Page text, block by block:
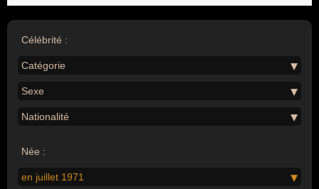
Célébrité :
Catégorie
Sexe
Nationalité
Née :
en juillet 1971